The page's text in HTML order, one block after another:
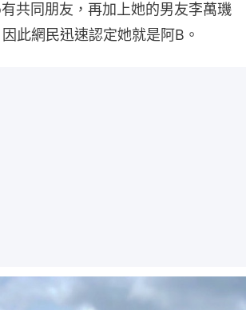
共同朋友，再加上她的男友李萬璣
此網民迅速認定她就是阿B。